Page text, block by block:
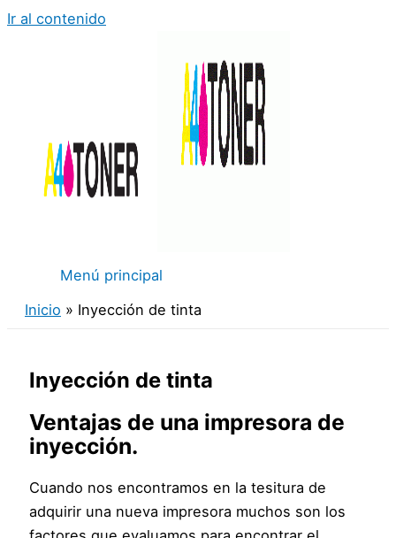
Ir al contenido
Menú principal
Inicio
Inyección de tinta
Inyección de tinta
Ventajas de una impresora de
inyección.
Cuando nos encontramos en la tesitura de
adquirir una nueva impresora muchos son los